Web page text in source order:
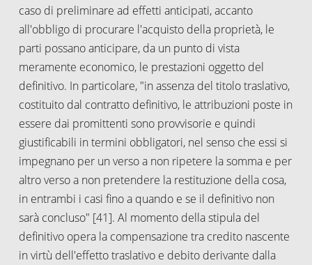
caso di preliminare ad effetti anticipati, accanto
all'obbligo di procurare l'acquisto della proprietà, le
parti possano anticipare, da un punto di vista
meramente economico, le prestazioni oggetto del
definitivo. In particolare, "in assenza del titolo traslativo,
costituito dal contratto definitivo, le attribuzioni poste in
essere dai promittenti sono provvisorie e quindi
giustificabili in termini obbligatori, nel senso che essi si
impegnano per un verso a non ripetere la somma e per
altro verso a non pretendere la restituzione della cosa,
in entrambi i casi fino a quando e se il definitivo non
sarà concluso" [41]. Al momento della stipula del
definitivo opera la compensazione tra credito nascente
in virtù dell'effetto traslativo e debito derivante dalla